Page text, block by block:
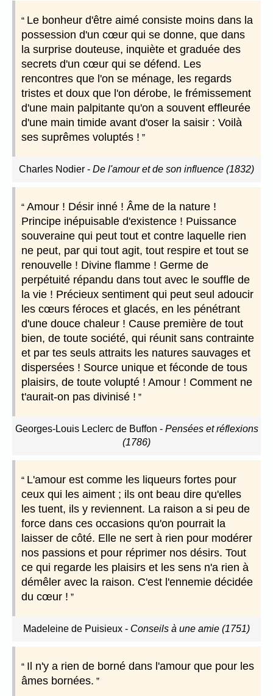
Le bonheur d'être aimé consiste moins dans la
possession d'un cœur qui se donne, que dans
la surprise douteuse, inquiète et graduée des
secrets d'un cœur qui se défend. Les
rencontres que l'on se ménage, les regards
tristes et doux que l'on dérobe, le frémissement
d'une main palpitante qu'on a souvent effleurée
d'une main timide avant d'oser la saisir : Voilà
ses suprêmes voluptés !
Charles Nodier - De l'amour et de son influence (1832)
Amour ! Désir inné ! Âme de la nature !
Principe inépuisable d'existence ! Puissance
souveraine qui peut tout et contre laquelle rien
ne peut, par qui tout agit, tout respire et tout se
renouvelle ! Divine flamme ! Germe de
perpétuité répandu dans tout avec le souffle de
la vie ! Précieux sentiment qui peut seul adoucir
les cœurs féroces et glacés, en les pénétrant
d'une douce chaleur ! Cause première de tout
bien, de toute société, qui réunit sans contrainte
et par tes seuls attraits les natures sauvages et
dispersées ! Source unique et féconde de tous
plaisirs, de toute volupté ! Amour ! Comment ne
t'aurait-on pas divinisé !
Georges-Louis Leclerc de Buffon - Pensées et réflexions
(1786)
L'amour est comme les liqueurs fortes pour
ceux qui les aiment ; ils ont beau dire qu'elles
les tuent, ils y reviennent. La raison a si peu de
force dans ces occasions qu'on pourrait la
laisser de côté. Elle ne sert à rien pour modérer
nos passions et pour réprimer nos désirs. Tout
ce qui regarde les plaisirs et les sens n'a rien à
démêler avec la raison. C'est l'ennemie décidée
du cœur !
Madeleine de Puisieux - Conseils à une amie (1751)
Il n'y a rien de borné dans l'amour que pour les
âmes bornées.